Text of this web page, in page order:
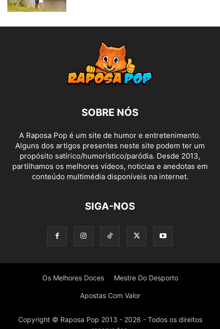
SOBRE NÓS
A Raposa Pop é um site de humor e entretenimento.
Alguns dos artigos presentes neste site podem ter um
propósito satírico/humorístico/paródia. Desde 2013,
partilhamos os melhores vídeos, noticias e anedotas em
conteúdo multimédia disponíveis na internet.
SIGA-NOS
Os Melhores Doces Mestre Do Desporto
Apostas Com Valor
Copyright © Raposa Pop 2013 - 2026 - Todos os direitos